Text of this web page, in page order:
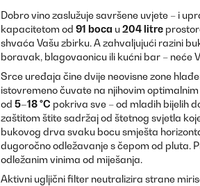
Dobro vino zaslužuje savršene uvjete – i
kapacitetom od 91 boca u 204 litre
shvaća Vašu zbirku. A zahvaljujući razini
boravak, blagovaonicu ili kućni bar – neće
Srce uređaja čine dvije neovisne zone
istovremeno čuvate na njihovim
od 5–18 °C pokriva sve – od mladih bijelih
zaštitom štite sadržaj od štetnog svjetla
bukovog drva svaku bocu smješta
dugoročno odležavanje s čepom od pluta.
odležanim vinima od miješanja.
Aktivni ugljični filter neutralizira strane